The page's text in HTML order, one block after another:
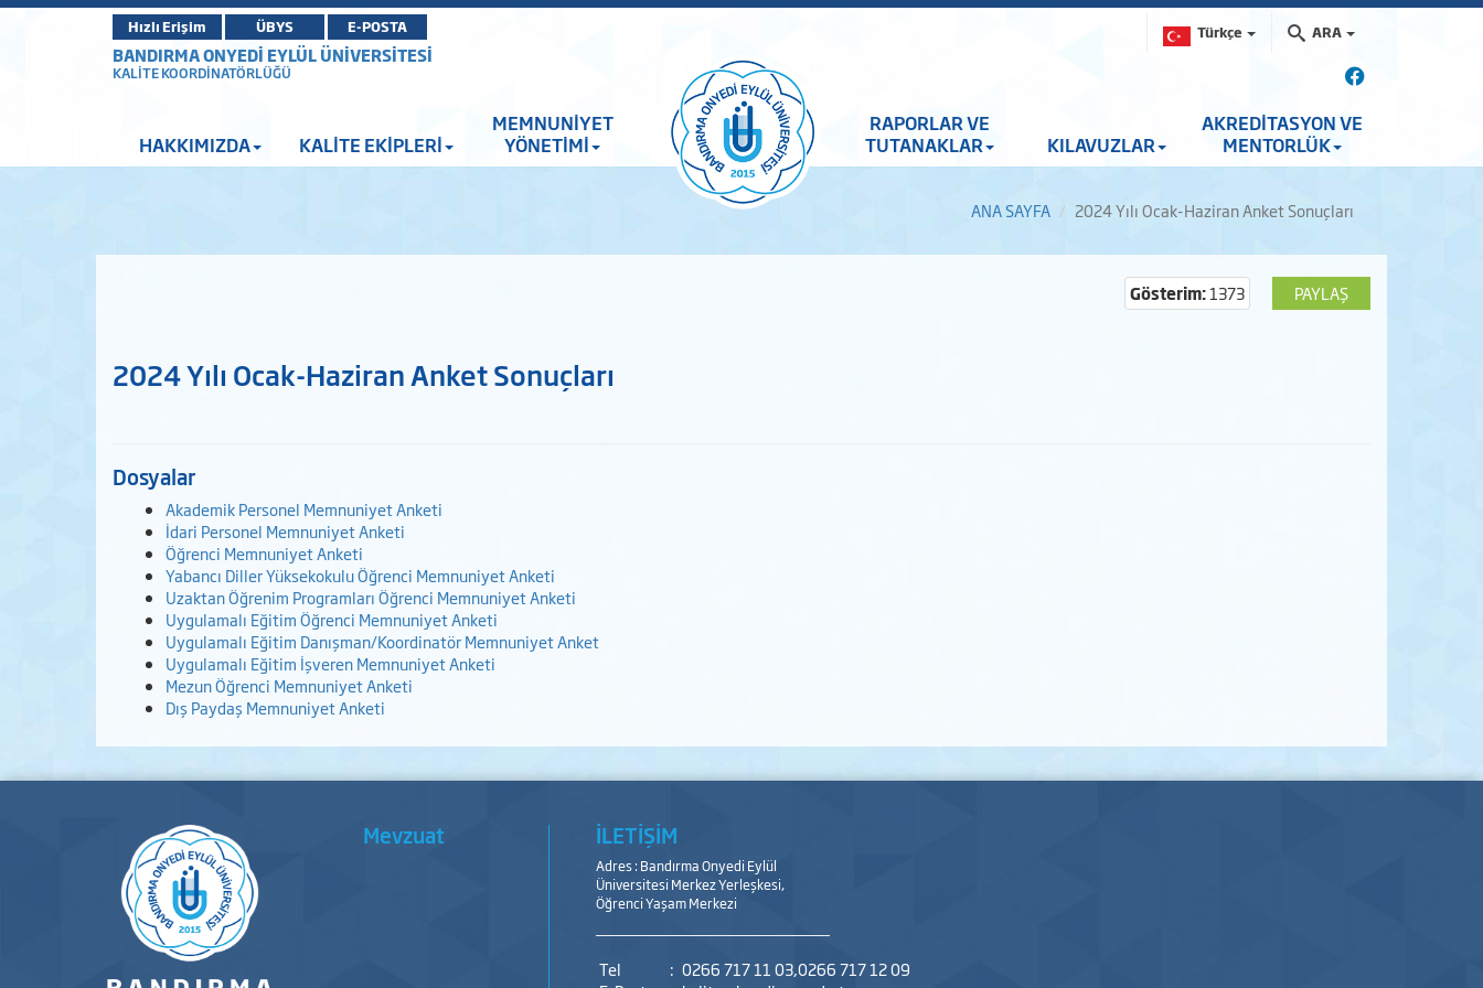
Hızlı Erişim ÜBYS E-POSTA Türkçe ARA
BANDIRMA ONYEDİ EYLÜL ÜNİVERSİTESİ
KALİTE KOORDİNATÖRLÜĞÜ
HAKKIMIZDA KALİTE EKİPLERİ
MEMNUNİYET
YÖNETİMİ
RAPORLAR VE
TUTANAKLAR
KILAVUZLAR
AKREDİTASYON VE
MENTORLÜK
ANA SAYFA 2024 Yılı Ocak-Haziran Anket Sonuçları
PAYLAŞ
Gösterim:1373
2024 Yılı Ocak-Haziran Anket Sonuçları
Dosyalar
Akademik Personel Memnuniyet Anketi
İdari Personel Memnuniyet Anketi
Öğrenci Memnuniyet Anketi
Yabancı Diller Yüksekokulu Öğrenci Memnuniyet Anketi
Uzaktan Öğrenim Programları Öğrenci Memnuniyet Anketi
Uygulamalı Eğitim Öğrenci Memnuniyet Anketi
Uygulamalı Eğitim Danışman/Koordinatör Memnuniyet Anket
Uygulamalı Eğitim İşveren Memnuniyet Anketi
Mezun Öğrenci Memnuniyet Anketi
Dış Paydaş Memnuniyet Anketi
Mevzuat İLETİŞİM
Adres : Bandırma Onyedi Eylül
Üniversitesi Merkez Yerleşkesi,
Öğrenci Yaşam Merkezi
Tel : 0266 717 11 03,0266 717 12 09